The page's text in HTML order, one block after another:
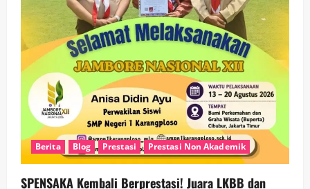
Berita Blog Prestasi Prestasi Non Akademik
SPENSAKA Kembali Berprestasi! Juara LKBB dan